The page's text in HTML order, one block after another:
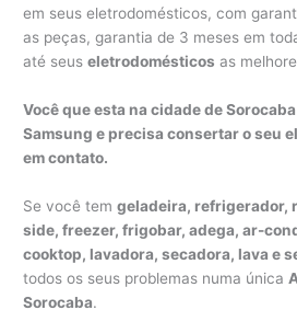
em seus eletrodomésticos, com
as peças, garantia de 3 meses em
até seuseletrodomésticos as
Você que esta na cidade de
Samsung e precisa consertar o seu
em contato.
Se você temgeladeira, refrigerador,
side, freezer, frigobar, adega, ar-
cooktop, lavadora, secadora, lava e
todos os seus problemas numa única
Sorocaba.